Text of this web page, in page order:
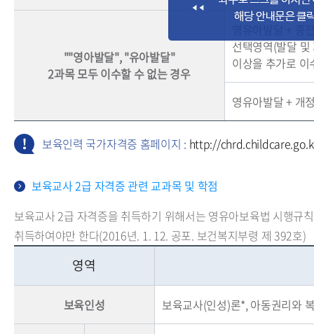
""영아발달", "유아발달"
2과목 모두 이수할 수 없는 경우
선택영역(발달
이상을 추가로
영유아발달 + 개
보육인력 국가자격증 홈페이지 : http://
보육교사 2급 자격증 관련 교과목 및 학점
보육교사 2급 자격증을 취득하기 위해서는 영유아보육법 시행규
취득하여야만 한다(2016년. 1. 12. 공포. 보건복지부령 제 392호)
영역
보육인성 보육교사(인성)론*, 아동권리와